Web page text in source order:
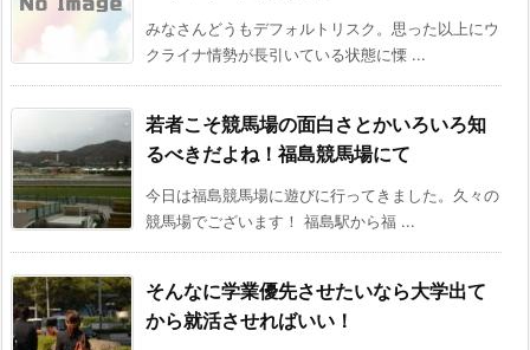
みなさんどうもデフォルトリスク。思った以上にウ
クライナ情勢が長引いている状態に慄 ...
若者こそ競馬場の面白さとかいろいろ知
るべきだよね！福島競馬場にて
今日は福島競馬場に遊びに行ってきました。久々の
競馬場でございます！ 福島駅から福 ...
そんなに学業優先させたいなら大学出て
から就活させればいい！